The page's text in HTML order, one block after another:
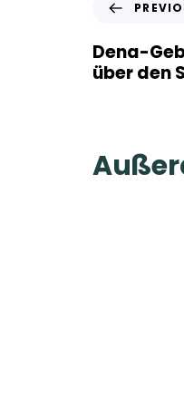
e
v
i
A
Dena-
über den